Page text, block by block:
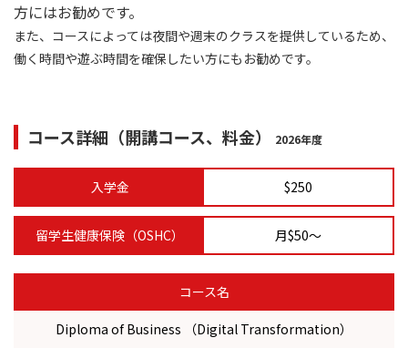
方にはお勧めです。
また、コースによっては夜間や週末のクラスを提供しているため、
働く時間や遊ぶ時間を確保したい方にもお勧めです。
コース詳細（開講コース、料金） 2026年度
入学金 $250
留学生健康保険（OSHC） 月$50～
コース名
Diploma of Business （Digital Transformation）